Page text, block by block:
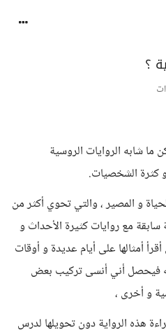
؟
ما شابه الروايات الروسية
كثرة الشخصيات.
و المصير ، والتي تحوي أكثر من
سابقة مع روايات كثيرة الأحداث و
أمثالها على أيام عديدة و أوقات
فيحصل أني أنسى تركيب بعض
و أخرى ،
هذه الرواية دون تحويلها لدرس